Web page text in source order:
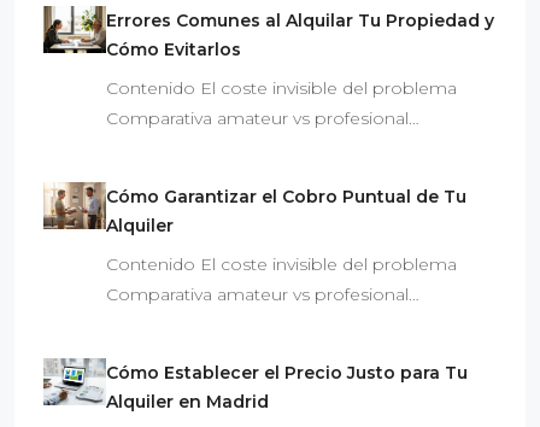
Errores Comunes al Alquilar Tu Propiedad y
Cómo Evitarlos
Contenido El coste invisible del problema
Comparativa amateur vs profesional…
Cómo Garantizar el Cobro Puntual de Tu
Alquiler
Contenido El coste invisible del problema
Comparativa amateur vs profesional…
Cómo Establecer el Precio Justo para Tu
Alquiler en Madrid